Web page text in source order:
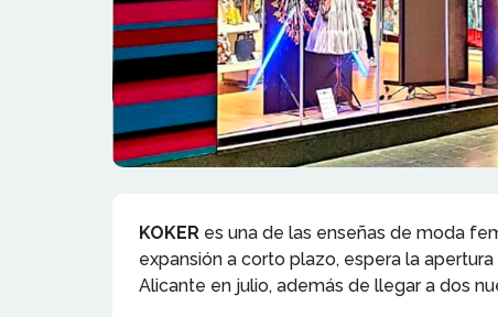
KOKER es una de las enseñas de moda
expansión a corto plazo, espera la
Alicante en julio, además de llegar a dos